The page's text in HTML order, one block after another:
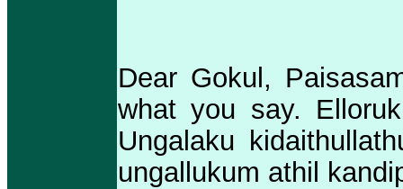
Dear Gokul,
what you say.
Ungalaku
ungallukum athil